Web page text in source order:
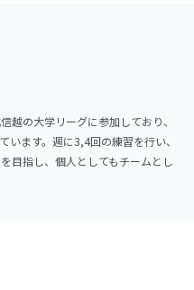
越の大学リーグに参加しており、
ます。週に3,4回の練習を行い、
目指し、個人としてもチームとし